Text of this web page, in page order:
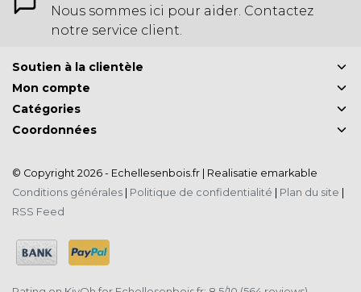
Nous sommes ici pour aider. Contactez
notre service client.
Soutien à la clientèle
Mon compte
Catégories
Coordonnées
© Copyright 2026 - Echellesenbois.fr | Realisatie emarkable
Conditions générales
Politique de confidentialité Plan du site
RSS Feed